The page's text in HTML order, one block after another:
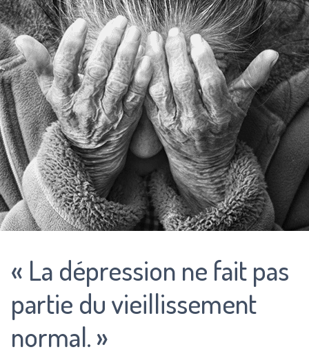
« La dépression ne fait pas
partie du vieillissement
normal. »